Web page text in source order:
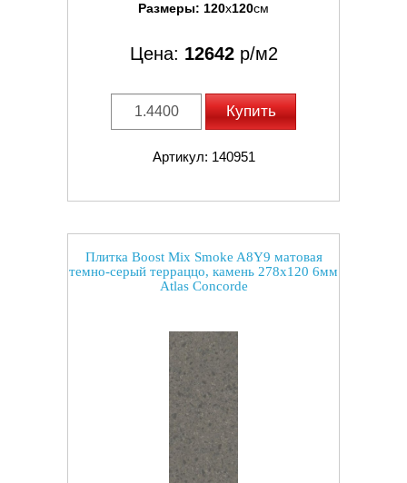
Размеры: 120x120см
Цена: 12642р/м2
Купить
Артикул: 140951
Плитка Boost Mix Smoke A8Y9 матовая
темно-серый терраццо, камень 278x120 6мм
Atlas Concorde